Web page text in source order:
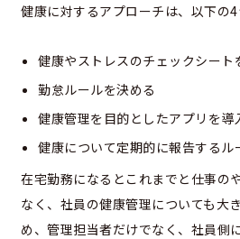
健康に対するアプローチは、以下の4
健康やストレスのチェックシート
勤怠ルールを決める
健康管理を目的としたアプリを導
健康について定期的に報告するル
在宅勤務になるとこれまでと仕事の
なく、社員の健康管理についても大
め、管理担当者だけでなく、社員側